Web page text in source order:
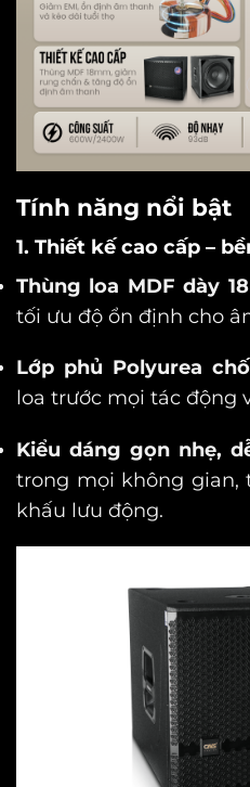
Tính năng nổi bật
1. Thiết kế cao cấp –
Thùng loa MDF dày
tối ưu độ ổn định cho
Lớp phủ Polyurea
loa trước mọi tác động
Kiểu dáng gọn nhẹ,
trong mọi không gian,
khấu lưu động.